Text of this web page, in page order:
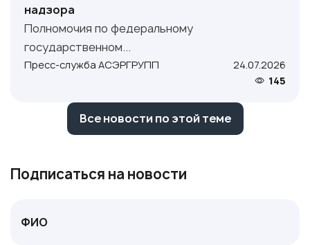
надзора
Полномочия по федеральному
государственном...
Пресс-служба АСЭРГРУПП
24.07.2026
145
Все новости по этой теме
Подписаться на новости